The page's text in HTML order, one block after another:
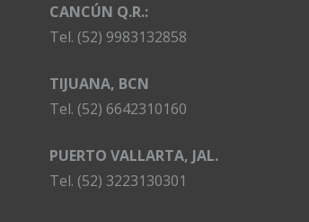
CANCÚN Q.R.:
Tel. (52) 9983132858
TIJUANA, BCN
Tel. (52) 6642310160
PUERTO VALLARTA, JAL.
Tel. (52) 3223130301